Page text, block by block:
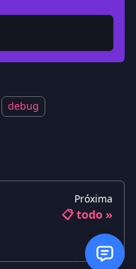
debug
Próxima
📋 todo